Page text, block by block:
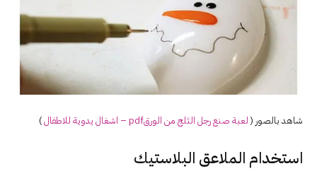
شاهد بالصور (لعبة صنعرجل الثلج من الورقpdf – اشغال يدوية للاطفال )
استخدام الملاعق البلاستيك